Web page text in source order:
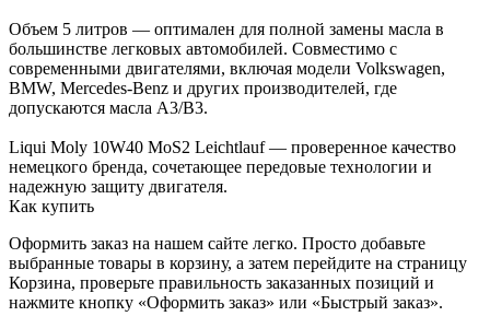
Объем 5 литров — оптимален для полной замены масла в
большинстве легковых автомобилей. Совместимо с
современными двигателями, включая модели Volkswagen,
BMW, Mercedes-Benz и других производителей, где
допускаются масла A3/B3.
Liqui Moly 10W40 MoS2 Leichtlauf — проверенное качество
немецкого бренда, сочетающее передовые технологии и
надежную защиту двигателя.
Как купить
Оформить заказ на нашем сайте легко. Просто добавьте
выбранные товары в корзину, а затем перейдите на страницу
Корзина, проверьте правильность заказанных позиций и
нажмите кнопку «Оформить заказ» или «Быстрый заказ».